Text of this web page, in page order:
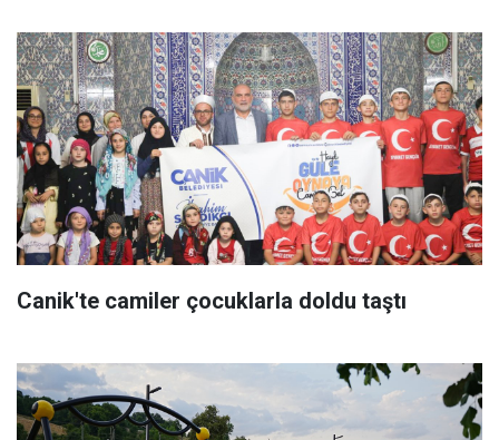
Canik'te camiler çocuklarla doldu taştı